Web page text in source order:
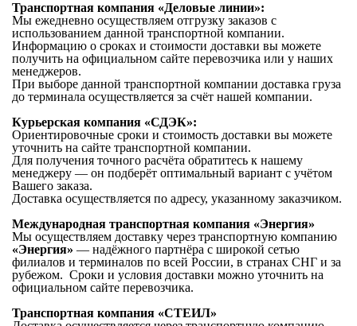
Транспортная компания «Деловые линии»:
Мы ежедневно осуществляем отгрузку заказов с
использованием данной транспортной компании.
Информацию о сроках и стоимости доставки вы можете
получить на официальном сайте перевозчика или у наших
менеджеров.
При выборе данной транспортной компании доставка груза
до терминала осуществляется за счёт нашей компании.
Курьерская компания «СДЭК»:
Ориентировочные сроки и стоимость доставки вы можете
уточнить на сайте транспортной компании.
Для получения точного расчёта обратитесь к нашему
менеджеру — он подберёт оптимальный вариант с учётом
Вашего заказа.
Доставка осуществляется по адресу, указанному заказчиком.
Международная транспортная компания «Энергия»
Мы осуществляем доставку через транспортную компанию
«Энергия» — надёжного партнёра с широкой сетью
филиалов и терминалов по всей России, в странах СНГ и за
рубежом. Сроки и условия доставки можно уточнить на
официальном сайте перевозчика.
Транспортная компания «СТЕИЛ»